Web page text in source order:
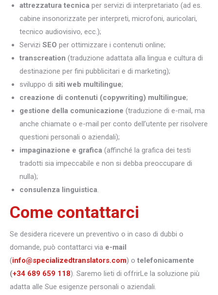
attrezzatura tecnica per servizi di interpretariato (ad es.
cabine insonorizzate per interpreti, microfoni, auricolari,
tecnico audiovisivo, ecc.);
Servizi SEO per ottimizzare i contenuti online;
transcreation (traduzione adattata alla lingua e cultura di
destinazione per fini pubblicitari e di marketing);
sviluppo di siti web multilingue;
creazione di contenuti (copywriting) multilingue;
gestione della comunicazione (traduzione di e-mail, ma
anche chiamate o e-mail per conto dell’utente per risolvere
questioni personali o aziendali);
impaginazione e grafica (affinché la grafica dei testi
tradotti sia impeccabile e non si debba preoccupare di
nulla);
consulenza linguistica.
Come contattarci
Se desidera ricevere un preventivo o in caso di dubbi o
domande, può contattarci via e-mail
(info@specializedtranslators.com) o telefonicamente
(+34 689 659 118). Saremo lieti di offrirLe la soluzione più
adatta alle Sue esigenze personali o aziendali.